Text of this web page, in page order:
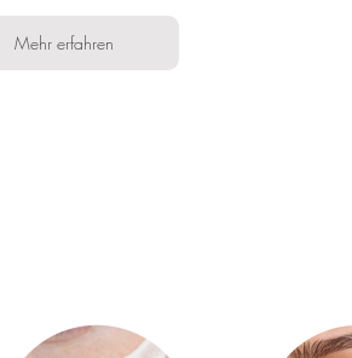
Mehr erfahren